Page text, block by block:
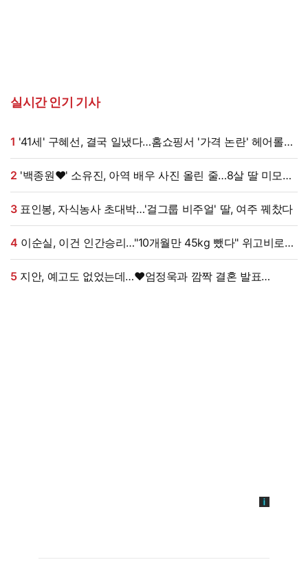
실시간 인기 기사
1
대박, 무려 '3만 장' 돌파 [엑's 이슈]
2
대박, 연예인 시켜도 되겠어 [★해시태그]
3 표인봉, 자식농사 초대박…'걸그룹 비주얼' 딸, 여주 꿰찼다
4
대박, 몰라보게 달라졌다 (동치미쇼)
5지안, 예고도 없었는데…♥엄정욱과 깜짝 결혼 발표